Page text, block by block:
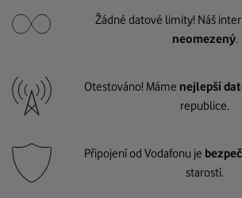
Žádné datové limity! Náš
neomezený.
Otestováno! Máme nejlepší
republice.
Připojení od Vodafonu je
starostí.